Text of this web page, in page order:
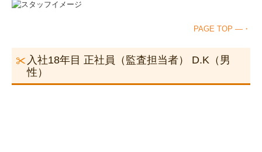
PAGE TOP ―・
入社18年目 正社員（監査担当者） D.K（男
性）